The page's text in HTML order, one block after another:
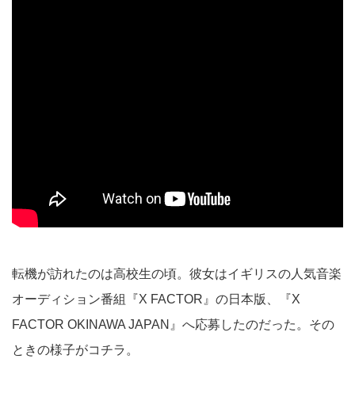
転機が訪れたのは高校生の頃。彼女はイギリスの人気音楽
オーディション番組『X FACTOR』の日本版、『X
FACTOR OKINAWA JAPAN』へ応募したのだった。その
ときの様子がコチラ。